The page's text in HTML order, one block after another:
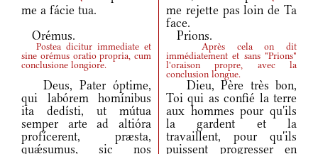
me a fácie tua.
me rejette pas loin de Ta
face.
Orémus.
Prions.
Postea dicitur immediate et
sine orémus oratio propria, cum
conclusione longiore.
Après cela on dit
immédiatement et sans "Prions"
l'oraison propre, avec la
conclusion longue.
Deus, Pater óptime,
qui labórem homínibus
ita dedísti, ut mútua
semper arte ad altióra
profícerent, præsta,
quǽsumus, sic nos
Dieu, Père très bon,
Toi qui as confié la terre
aux hommes pour qu'ils
la gardent et la
travaillent, pour qu'ils
puissent progresser en